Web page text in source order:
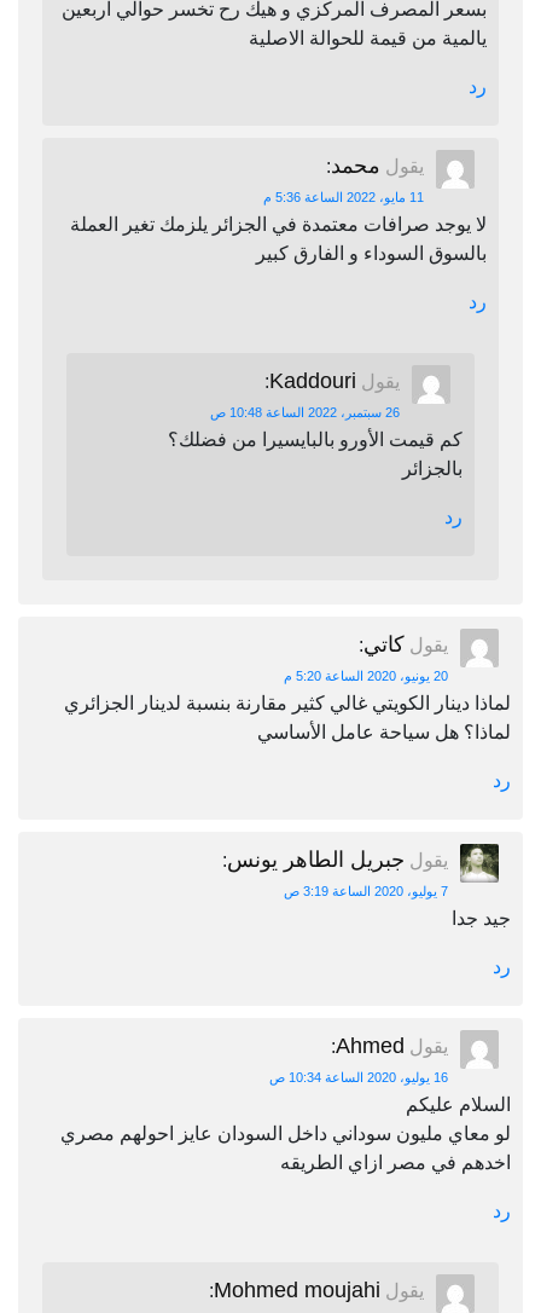
بسعر المصرف المركزي و هيك رح تخسر حوالي اربعين
يالمية من قيمة للحوالة الاصلية
رد
يقول محمد:
11 مايو، 2022 الساعة 5:36 م
لا يوجد صرافات معتمدة في الجزائر يلزمك تغير العملة
بالسوق السوداء و الفارق كبير
رد
يقول Kaddouri
:
26 سبتمبر، 2022 الساعة 10:48 ص
كم قيمت الأورو بالبايسيرا من فضلك؟
بالجزائر
رد
يقول كاتي:
20 يونيو، 2020 الساعة 5:20 م
لماذا دينار الكويتي غالي كثير مقارنة بنسبة لدينار الجزائري
لماذا؟ هل سياحة عامل الأساسي
رد
يقول جبريل الطاهر يونس:
7 يوليو، 2020 الساعة 3:19 ص
جيد جدا
رد
يقول Ahmed
:
16 يوليو، 2020 الساعة 10:34 ص
السلام عليكم
لو معاي مليون سوداني داخل السودان عايز احولهم مصري
اخدهم في مصر ازاي الطريقه
رد
يقول Mohmed moujahi
: